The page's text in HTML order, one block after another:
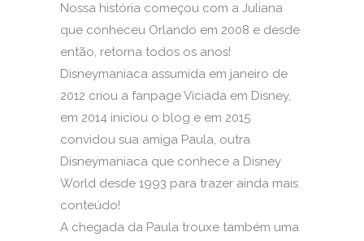
Nossa história começou com a Juliana
que conheceu Orlando em 2008 e desde
então, retorna todos os anos!
Disneymaniaca assumida em janeiro de
2012 criou a fanpage Viciada em Disney,
em 2014 iniciou o blog e em 2015
convidou sua amiga Paula, outra
Disneymaniaca que conhece a Disney
World desde 1993 para trazer ainda mais
conteúdo!
A chegada da Paula trouxe também uma